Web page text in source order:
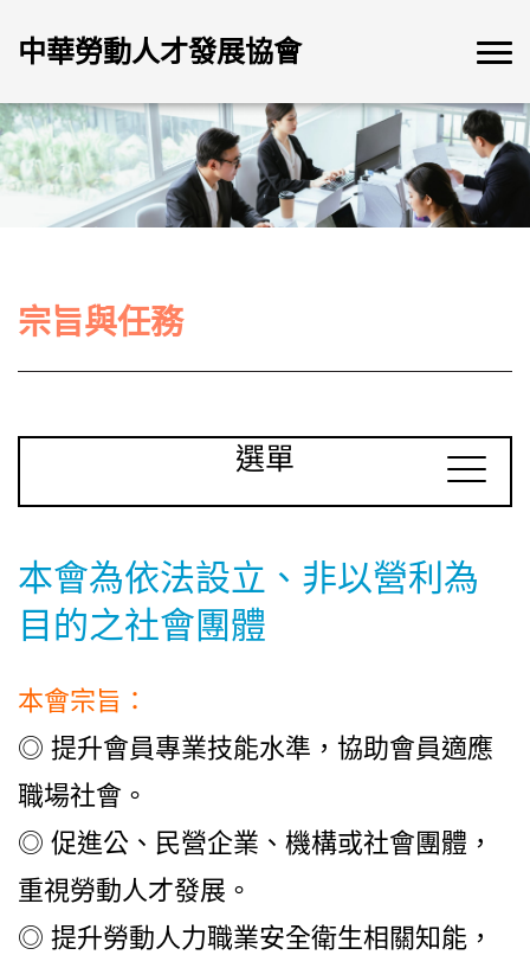
中華勞動人才發展協會
宗旨與任務
選單
本會為依法設立、非以營利為
目的之社會團體
本會宗旨：
◎ 提升會員專業技能水準，協助會員適應
職場社會。
◎ 促進公、民營企業、機構或社會團體，
重視勞動人才發展。
◎ 提升勞動人力職業安全衛生相關知能，